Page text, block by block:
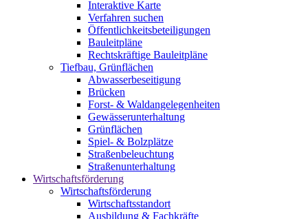
Interaktive Karte
Verfahren suchen
Öffentlichkeitsbeteiligungen
Bauleitpläne
Rechtskräftige Bauleitpläne
Tiefbau, Grünflächen
Abwasserbeseitigung
Brücken
Forst- & Waldangelegenheiten
Gewässerunterhaltung
Grünflächen
Spiel- & Bolzplätze
Straßenbeleuchtung
Straßenunterhaltung
Wirtschaftsförderung
Wirtschaftsförderung
Wirtschaftsstandort
Ausbildung & Fachkräfte